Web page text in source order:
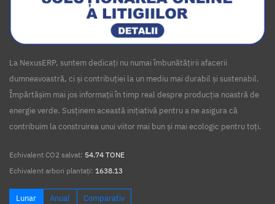
La NexusERP, suntem dedicați nu numai îmbunătățirii afacerii
dumneavoastră, ci și contribuției la un mediu mai durabil și sustenabil.
Împărtășim mai jos informații în timp real despre producția noastră de
energie verde. Susținem această inițiativă pentru a ne asigura că
contribuim la construirea unui viitor mai bun și mai ecologic pentru toți.
Echivalent CO2 salvat: 54.74 TONE
Echivalent arbori plantați: 1638.13
Lunar Anual Comparativ